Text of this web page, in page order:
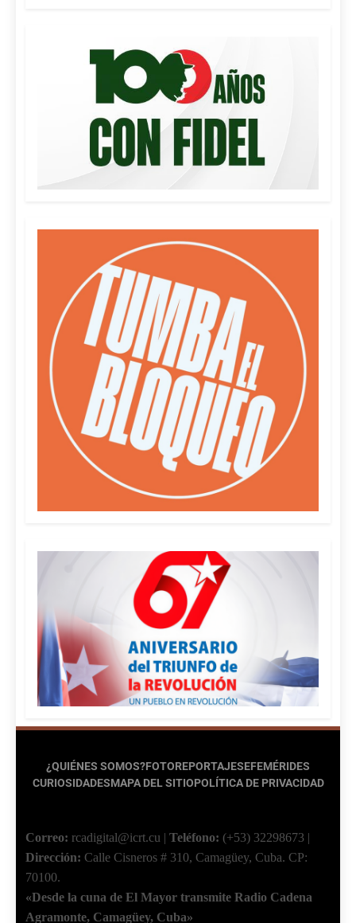
¿QUIÉNES SOMOS?FOTOREPORTAJESEFEMÉRIDES
CURIOSIDADESMAPA DEL SITIOPOLÍTICA DE PRIVACIDAD
Correo: rcadigital@icrt.cu | Teléfono: (+53) 32298673 |
Dirección: Calle Cisneros # 310, Camagüey, Cuba. CP:
70100.
«Desde la cuna de El Mayor transmite Radio Cadena
Agramonte, Camagüey, Cuba»